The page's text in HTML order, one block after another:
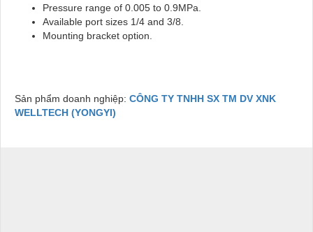
Pressure range of 0.005 to 0.9MPa.
Available port sizes 1/4 and 3/8.
Mounting bracket option.
Sản phẩm doanh nghiệp: CÔNG TY TNHH SX TM DV XNK
WELLTECH (YONGYI)